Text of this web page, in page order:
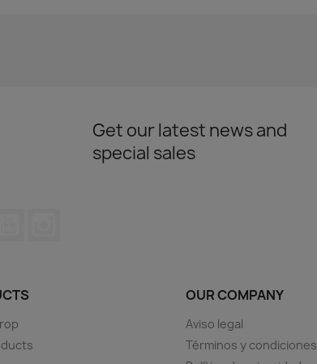
Get our latest news and
special sales
OUR COMPANY
Aviso legal
Términos y condiciones